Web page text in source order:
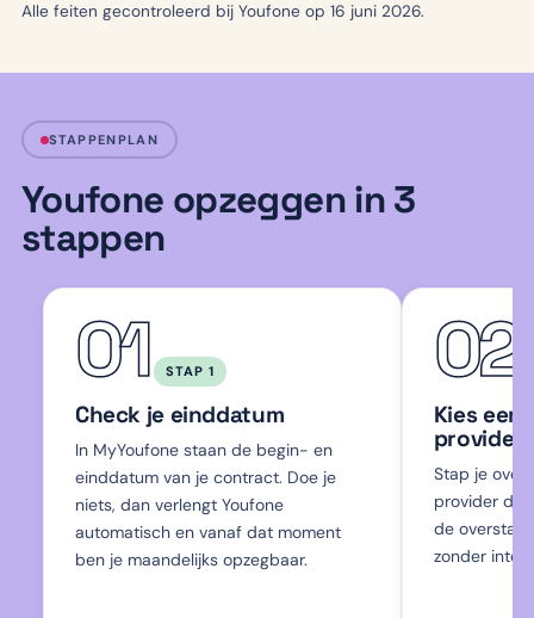
Alle feiten gecontroleerd bij Youfone op 16 juni 2026.
STAPPENPLAN
Youfone opzeggen in 3
stappen
01 STAP 1
Check je einddatum
In MyYoufone staan de begin- en
einddatum van je contract. Doe je
niets, dan verlengt Youfone
automatisch en vanaf dat moment
ben je maandelijks opzegbaar.
02
Kies
provider
Stap je
provider de
de
zonder